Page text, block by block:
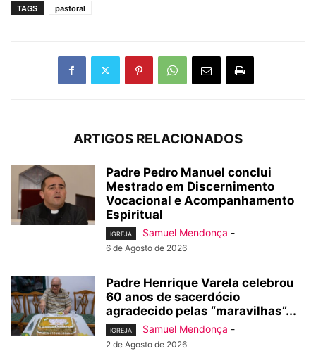
TAGS pastoral
ARTIGOS RELACIONADOS
Padre Pedro Manuel conclui
Mestrado em Discernimento
Vocacional e Acompanhamento
Espiritual
IGREJA Samuel Mendonça -
6 de Agosto de 2026
Padre Henrique Varela celebrou
60 anos de sacerdócio
agradecido pelas “maravilhas”...
IGREJA Samuel Mendonça -
2 de Agosto de 2026